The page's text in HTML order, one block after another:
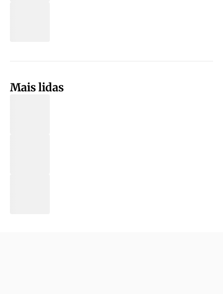
Mais lidas